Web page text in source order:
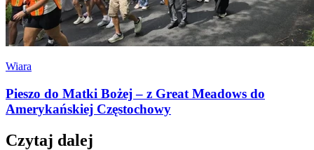
Wiara
Pieszo do Matki Bożej – z Great Meadows do
Amerykańskiej Częstochowy
Czytaj dalej